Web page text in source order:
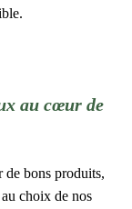
au cœur de
de bons produits,
choix de nos